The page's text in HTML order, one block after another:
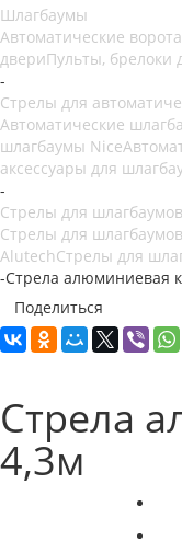
Шлагбаумы
Автоматические ворота
двериПульты, брелоки
-
Стрелы для
Автоматические
шлагбаумы Nice
аксессуары для
-
Стрелы для
Стрелы для
AlutechСтрелы для
-Стрела алюминиевая
Поделиться
Стрела
4,3м